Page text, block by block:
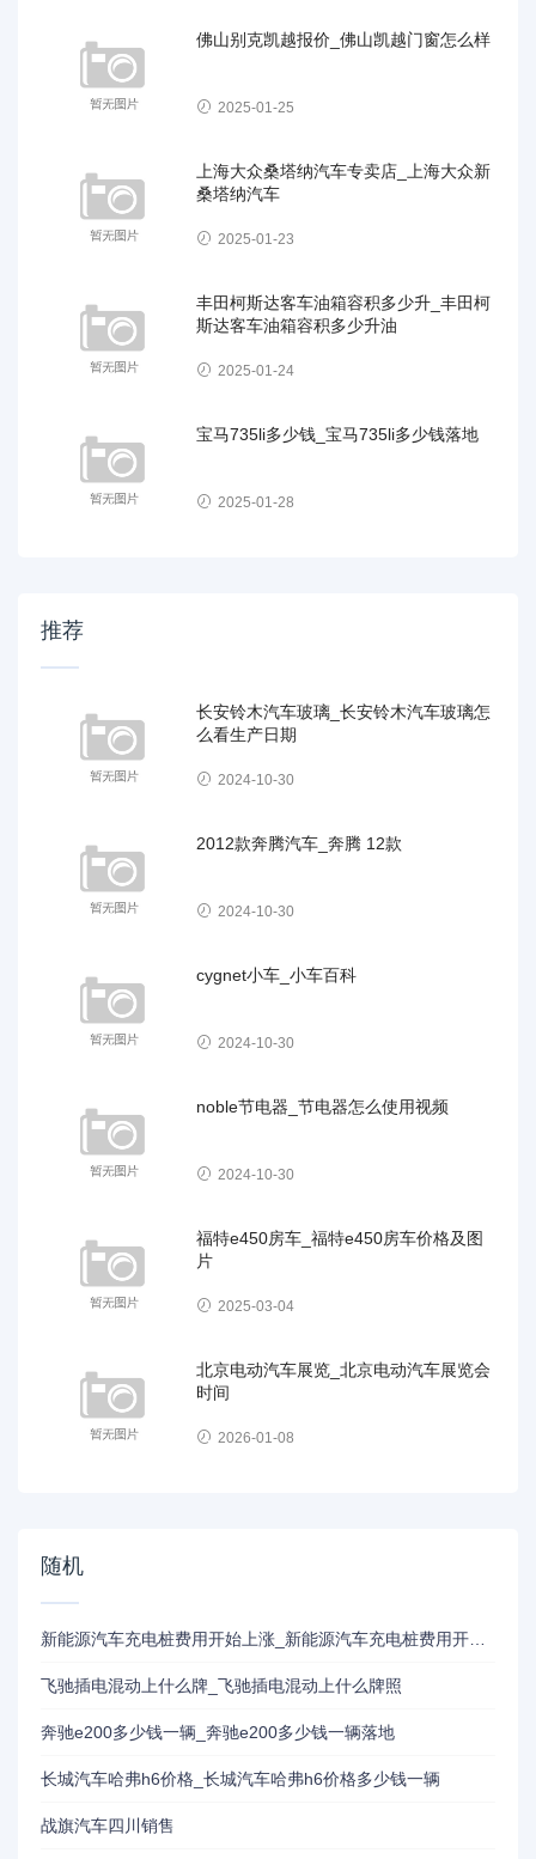
佛山别克凯越报价_佛山凯越门窗怎么样
2025-01-25
上海大众桑塔纳汽车专卖店_上海大众新
桑塔纳汽车
2025-01-23
丰田柯斯达客车油箱容积多少升_丰田柯
斯达客车油箱容积多少升油
2025-01-24
宝马735li多少钱_宝马735li多少钱落地
2025-01-28
推荐
长安铃木汽车玻璃_长安铃木汽车玻璃怎
么看生产日期
2024-10-30
2012款奔腾汽车_奔腾 12款
2024-10-30
cygnet小车_小车百科
2024-10-30
noble节电器_节电器怎么使用视频
2024-10-30
福特e450房车_福特e450房车价格及图
片
2025-03-04
北京电动汽车展览_北京电动汽车展览会
时间
2026-01-08
随机
新能源汽车充电桩费用开始上涨_新能源汽车充电桩费用开始上涨的
飞驰插电混动上什么牌_飞驰插电混动上什么牌照
奔驰e200多少钱一辆_奔驰e200多少钱一辆落地
长城汽车哈弗h6价格_长城汽车哈弗h6价格多少钱一辆
战旗汽车四川销售